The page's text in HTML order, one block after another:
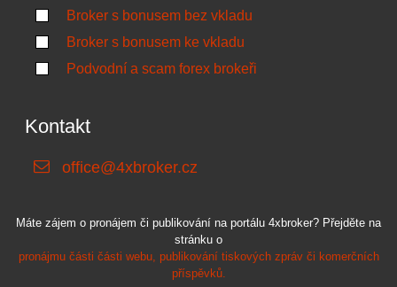
Broker s bonusem bez vkladu
Broker s bonusem ke vkladu
Podvodní a scam forex brokeři
Kontakt
office@4xbroker.cz
Máte zájem o pronájem či publikování na portálu 4xbroker? Přejděte na
stránku o
pronájmu části části webu, publikování tiskových zpráv či komerčních
příspěvků.